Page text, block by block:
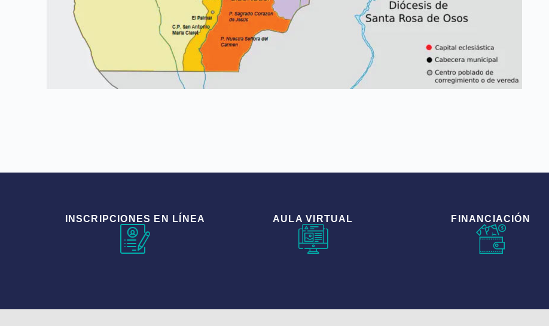
INSCRIPCIONES EN LÍNEA AULA VIRTUAL FINANCIACIÓN